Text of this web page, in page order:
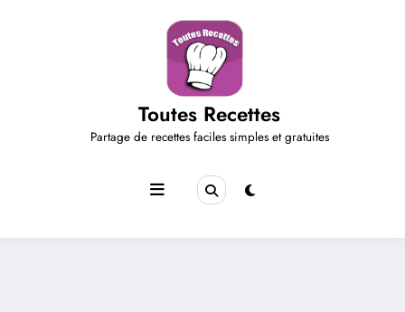
Toutes Recettes
Partage de recettes faciles simples et gratuites